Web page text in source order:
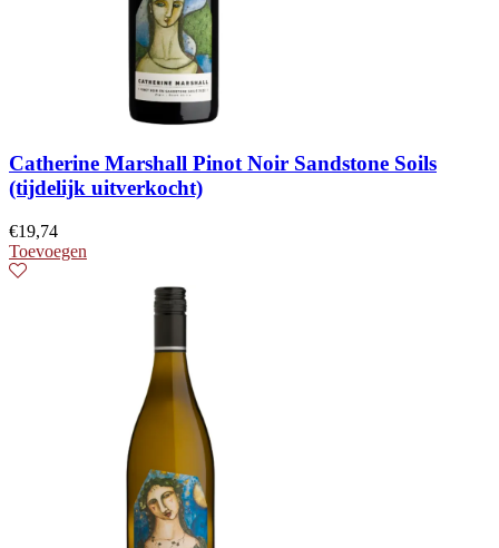
Catherine Marshall Pinot Noir Sandstone Soils
(tijdelijk uitverkocht)
€19,74
Toevoegen